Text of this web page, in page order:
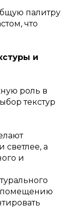
палитру
что
и
роль в
текстур
светлее, а
и
помещению